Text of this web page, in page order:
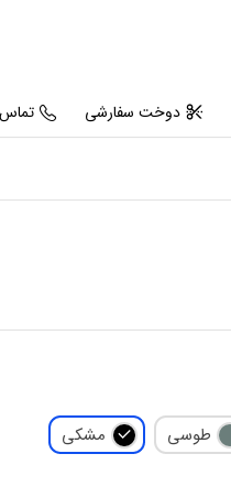
دوخت سفارشی تماس
طوسی مشکی